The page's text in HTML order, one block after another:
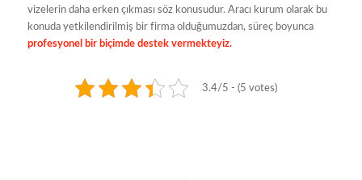
vizelerin daha erken çıkması söz konusudur. Aracı kurum olarak bu
konuda yetkilendirilmiş bir firma olduğumuzdan, süreç boyunca
profesyonel bir biçimde destek vermekteyiz.
3.4/5 - (5 votes)